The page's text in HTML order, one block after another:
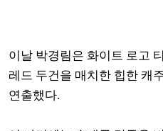
이날 박경림은 화이트 로고
레드 두건을 매치한 힙한 캐
연출했다.